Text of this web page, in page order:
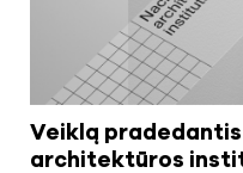
Veiklą
architektūros